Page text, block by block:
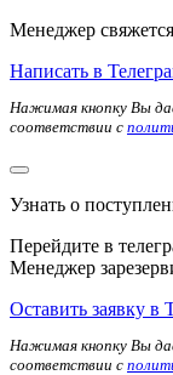
Менеджер
Написать в
Нажимая кнопку Вы
соответствии с
Узнать о
Перейдите в
Менеджер
Оставить заявку в
Нажимая кнопку Вы
соответствии с